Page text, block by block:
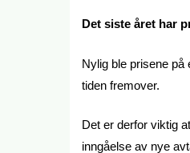
Det siste året har
Nylig ble prisene
tiden fremover.
Det er derfor viktig
inngåelse av nye